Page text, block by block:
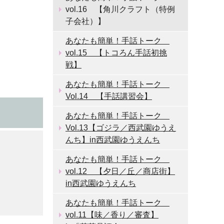
vol.16 【角川クラフト（特例
子会社）】
あなたも簡単！手話トーク
vol.15 【トコろん手話初挑
戦】
あなたも簡単！手話トーク
Vol.14 【手話講習会】
あなたも簡単！手話トーク
Vol.13【ゴジラ／西武園ゆうえ
んち】in西武園ゆうえんち
あなたも簡単！手話トーク
vol.12 【夕日／丘／商店街】
in西武園ゆうえんち
あなたも簡単！手話トーク
vol.11【味／香り／審査】